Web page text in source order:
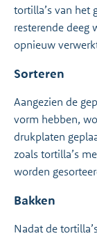
tortilla’s van het
resterende deeg
opnieuw
Sorteren
Aangezien de
vorm hebben,
drukplaten
zoals tortilla’s
worden
Bakken
Nadat de